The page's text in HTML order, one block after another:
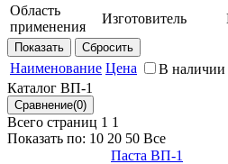
Область
применения
Для
защиты
от
коррозии
стального
крепежа
Изготовитель
НИЦ
"Курчатовский
институт" -
Наименование Цена
В наличии
Каталог ВП-1
Всего страниц 1 1
Показать по: 10 20 50 Все
Паста ВП-1